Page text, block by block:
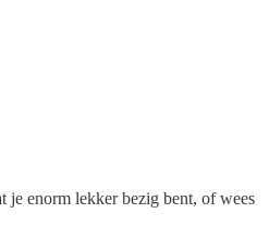
je enorm lekker bezig bent, of wees